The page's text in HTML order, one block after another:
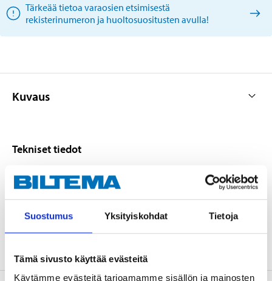
Suostumus Yksityiskohdat Tietoja
Tämä sivusto käyttää evästeitä
Käytämme evästeitä tarjoamamme sisällön ja mainosten
Tärkeää tietoa varaosien etsimisestä
rekisterinumeron ja huoltosuositusten avulla!
Kuvaus
Tekniset tiedot
Sylinterin läpimitta